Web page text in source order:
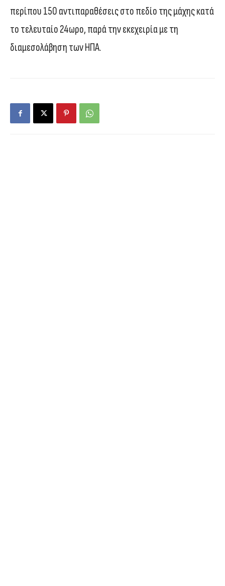
περίπου 150 αντιπαραθέσεις στο πεδίο της μάχης κατά
το τελευταίο 24ωρο, παρά την εκεχειρία με τη
διαμεσολάβηση των ΗΠΑ.